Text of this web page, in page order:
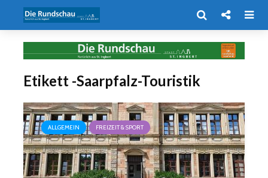
Etikett -Saarpfalz-Touristik
ALLGEMEIN FREIZEIT & SPORT